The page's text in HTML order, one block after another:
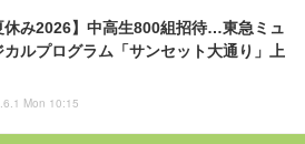
休み2026】中高生800組招待…東急ミュ
カルプログラム「サンセット大通り」上
Mon 10:15